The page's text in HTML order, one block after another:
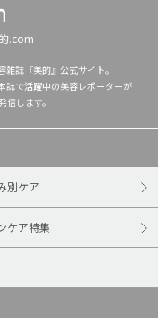
.com
雑誌『美的』公式サイト。
誌で活躍中の美容レポーターが
します。
別ケア
ケア特集